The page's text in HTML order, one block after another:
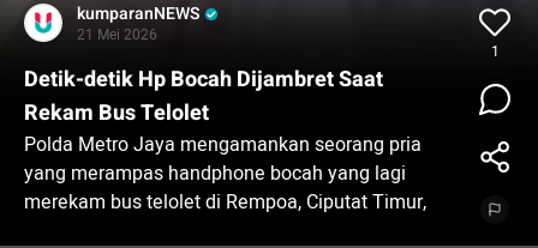
kumparanNEWS
21 Mei 2026
Detik-detik Hp Bocah Dijambret Saat
Rekam Bus Telolet
Polda Metro Jaya mengamankan seorang pria
yang merampas handphone bocah yang lagi
merekam bus telolet di Rempoa, Ciputat Timur,
1